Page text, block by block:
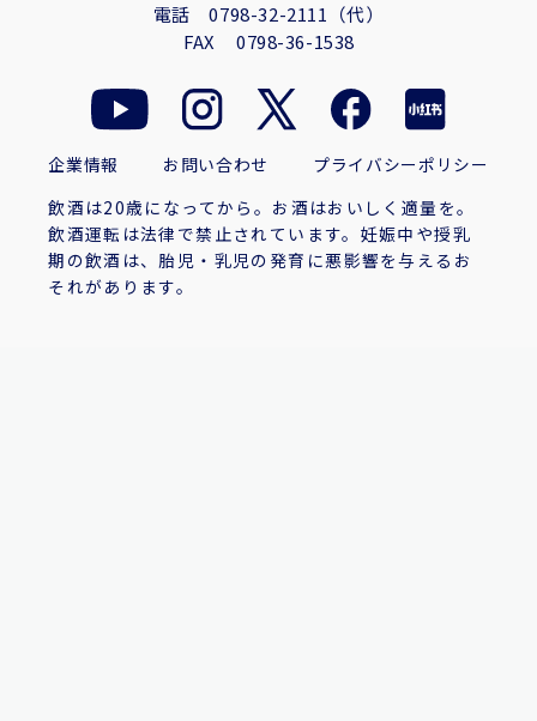
電話0798-32-2111（代）
FAX 0798-36-1538
飲酒は20歳になってから。お酒はおいしく適量を。
飲酒運転は法律で禁止されています。妊娠中や授乳
期の飲酒は、胎児・乳児の発育に悪影響を与えるお
それがあります。
企業情報 お問い合わせ プライバシーポリシー